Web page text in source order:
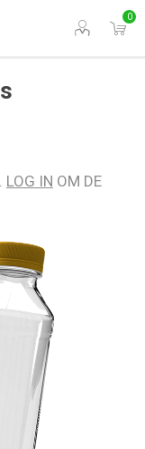
0
LOG IN OM DE